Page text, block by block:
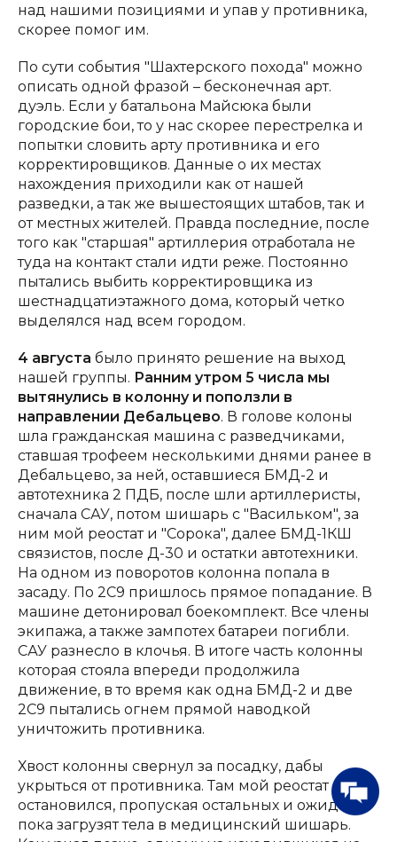
над нашими позициями и упав у противника,
скорее помог им.
По сути события "Шахтерского похода" можно
описать одной фразой – бесконечная арт.
дуэль. Если у батальона Майсюка были
городские бои, то у нас скорее перестрелка и
попытки словить арту противника и его
корректировщиков. Данные о их местах
нахождения приходили как от нашей
разведки, а так же вышестоящих штабов, так и
от местных жителей. Правда последние, после
того как "старшая" артиллерия отработала не
туда на контакт стали идти реже. Постоянно
пытались выбить корректировщика из
шестнадцатиэтажного дома, который четко
выделялся над всем городом.
4 августа было принято решение на выход
нашей группы. Ранним утром 5 числа мы
вытянулись в колонну и поползли в
направлении Дебальцево. В голове колоны
шла гражданская машина с разведчиками,
ставшая трофеем несколькими днями ранее в
Дебальцево, за ней, оставшиеся БМД-2 и
автотехника 2 ПДБ, после шли артиллеристы,
сначала САУ, потом шишарь с "Васильком", за
ним мой реостат и "Сорока", далее БМД-1КШ
связистов, после Д-30 и остатки автотехники.
На одном из поворотов колонна попала в
засаду. По 2С9 пришлось прямое попадание. В
машине детонировал боекомплект. Все члены
экипажа, а также зампотех батареи погибли.
САУ разнесло в клочья. В итоге часть колонны
которая стояла впереди продолжила
движение, в то время как одна БМД-2 и две
2С9 пытались огнем прямой наводкой
уничтожить противника.
Хвост колонны свернул за посадку, дабы
укрыться от противника. Там мой реостат
остановился, пропуская остальных и ожидая,
пока загрузят тела в медицинский шишарь.